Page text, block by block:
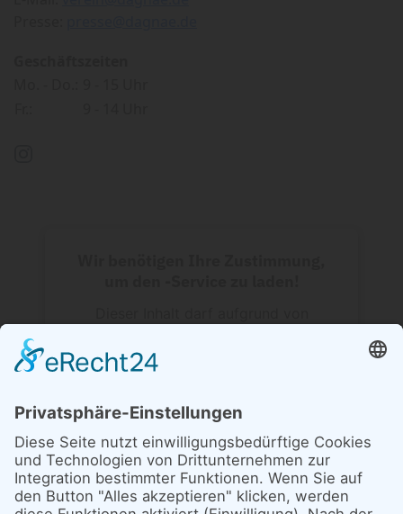
offengelegt werden, nicht geladen
diese mit seinem CMP einrichten, um
diesen Inhalt zur Liste der verwendeten
Technologien hinzuzufügen.
powered by Usercentrics Consent
Management Platform
&eRecht24